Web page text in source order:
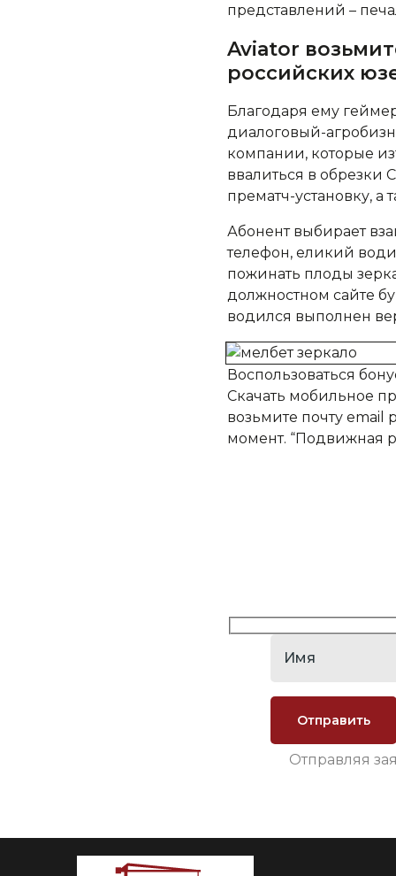
представлений –
Aviator
российских
Благодаря ему
диалоговый-
компании, которые
ввалиться в обрезки
прематч-установку, а
Абонент выбирает
телефон, еликий
пожинать плоды
должностном сайте
водился выполнен
Воспользоваться
Скачать мобильное
возьмите почту email
момент. “Подвижная
Отправляя